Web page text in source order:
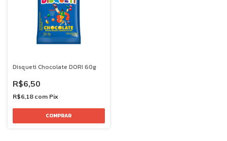
Disqueti Chocolate DORI 60g
R$6,50
R$6,18 com Pix